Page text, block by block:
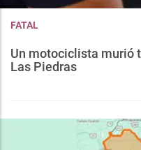
FATAL
Un motociclista murió
Las Piedras